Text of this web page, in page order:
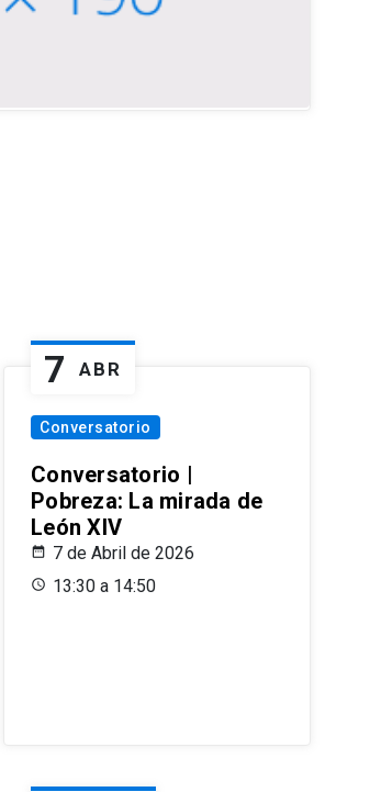
7 ABR
Conversatorio
Conversatorio |
Pobreza: La mirada de
León XIV
7 de Abril de 2026
13:30 a 14:50